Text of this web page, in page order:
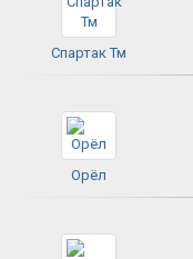
Спартак Тм
Орёл